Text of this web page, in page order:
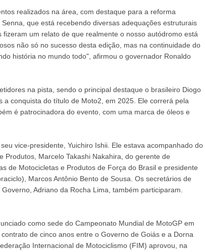
realizados na área, com destaque para a reforma
que está recebendo diversas adequações estruturais
um relato de que realmente o nosso autódromo está
não só no sucesso desta edição, mas na continuidade do
história no mundo todo", afirmou o governador Ronaldo
na pista, sendo o principal destaque o brasileiro Diogo
a conquista do título de Moto2, em 2025. Ele correrá pela
é patrocinadora do evento, com uma marca de óleos e
vice-presidente, Yuichiro Ishii. Ele estava acompanhado do
Produtos, Marcelo Takashi Nakahira, do gerente de
de Motocicletas e Produtos de Força do Brasil e presidente
Marcos Antônio Bento de Sousa. Os secretários de
Adriano da Rocha Lima, também participaram.
como sede do Campeonato Mundial de MotoGP em
de cinco anos entre o Governo de Goiás e a Dorna
Internacional de Motociclismo (FIM) aprovou, na